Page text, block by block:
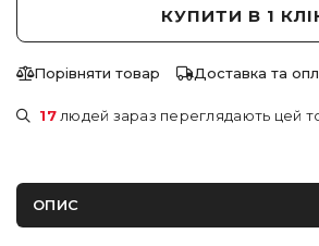
КУПИТИ В 1
Порівняти товар Доставка та
17людей зараз переглядають цей
ОПИС